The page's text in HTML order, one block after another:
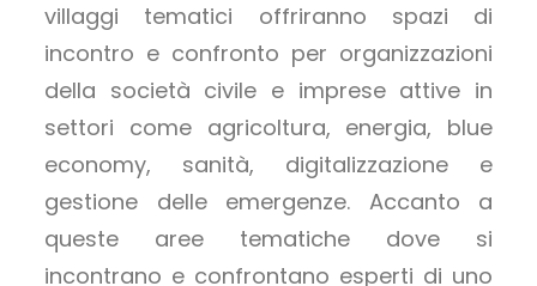
villaggi tematici offriranno spazi di
incontro e confronto per organizzazioni
della società civile e imprese attive in
settori come agricoltura, energia, blue
economy, sanità, digitalizzazione e
gestione delle emergenze. Accanto a
queste aree tematiche dove si
incontrano e confrontano esperti di uno